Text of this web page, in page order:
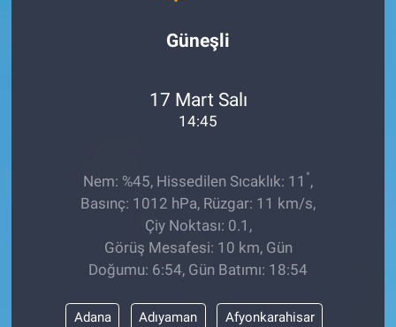
Güneşli
17 Mart Salı
14:45
Nem: %45, Hissedilen Sıcaklık: 11 °,
Basınç: 1012 hPa, Rüzgar: 11 km/s,
Çiy Noktası: 0.1,
Görüş Mesafesi: 10 km, Gün
Doğumu: 6:54, Gün Batımı: 18:54
Adana Adıyaman Afyonkarahisar